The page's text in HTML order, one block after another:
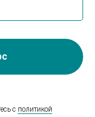
с политикой